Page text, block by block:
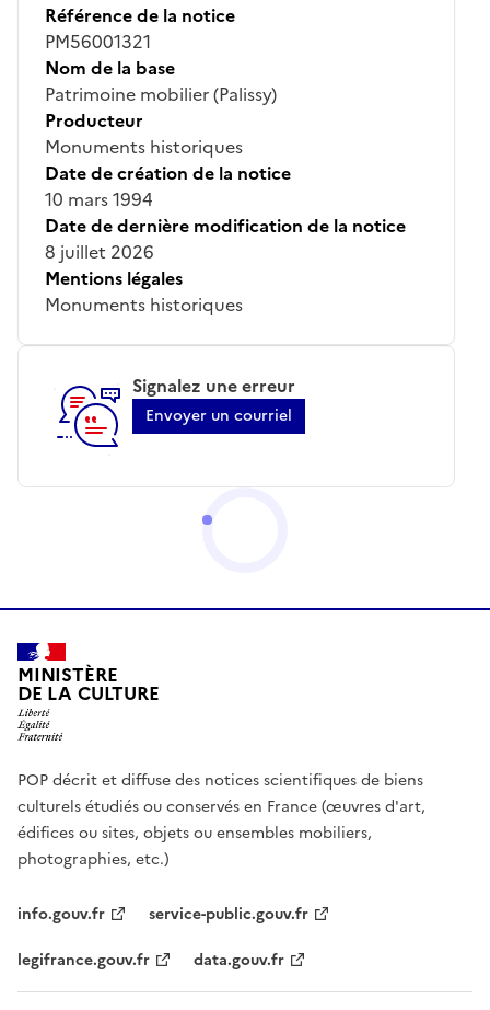
Référence de la notice
PM56001321
Nom de la base
Patrimoine mobilier (Palissy)
Producteur
Monuments historiques
Date de création de la notice
10 mars 1994
Date de dernière modification de la notice
8 juillet 2026
Mentions légales
Monuments historiques
Signalez une erreur
Envoyer un courriel
MINISTÈRE
DE LA CULTURE
POP décrit et diffuse des notices scientifiques de biens
culturels étudiés ou conservés en France (œuvres d'art,
édifices ou sites, objets ou ensembles mobiliers,
photographies, etc.)
info.gouv.fr
service-public.gouv.fr
legifrance.gouv.fr
data.gouv.fr